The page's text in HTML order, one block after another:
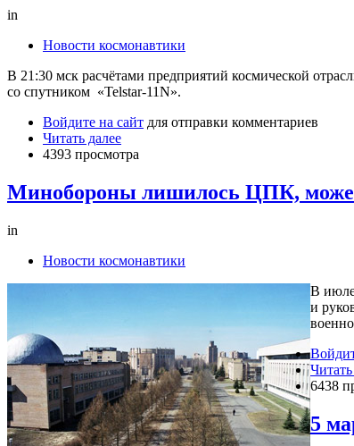
in
Новости космонавтики
В 21:30 мск расчётами предприятий космической
со спутником «Telstar-11N».
Войдите на сайт для отправки комментариев
Читать далее
4393 просмотра
Минобороны лишилось ЦПК,
in
Новости космонавтики
В июле
и
6438
5